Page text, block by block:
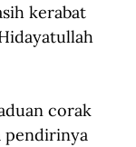
kerabat
corak
pendirinya